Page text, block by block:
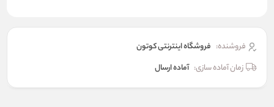
فروشنده: فروشگاه اینترنتی کوتون
زمان آماده سازی: آماده ارسال